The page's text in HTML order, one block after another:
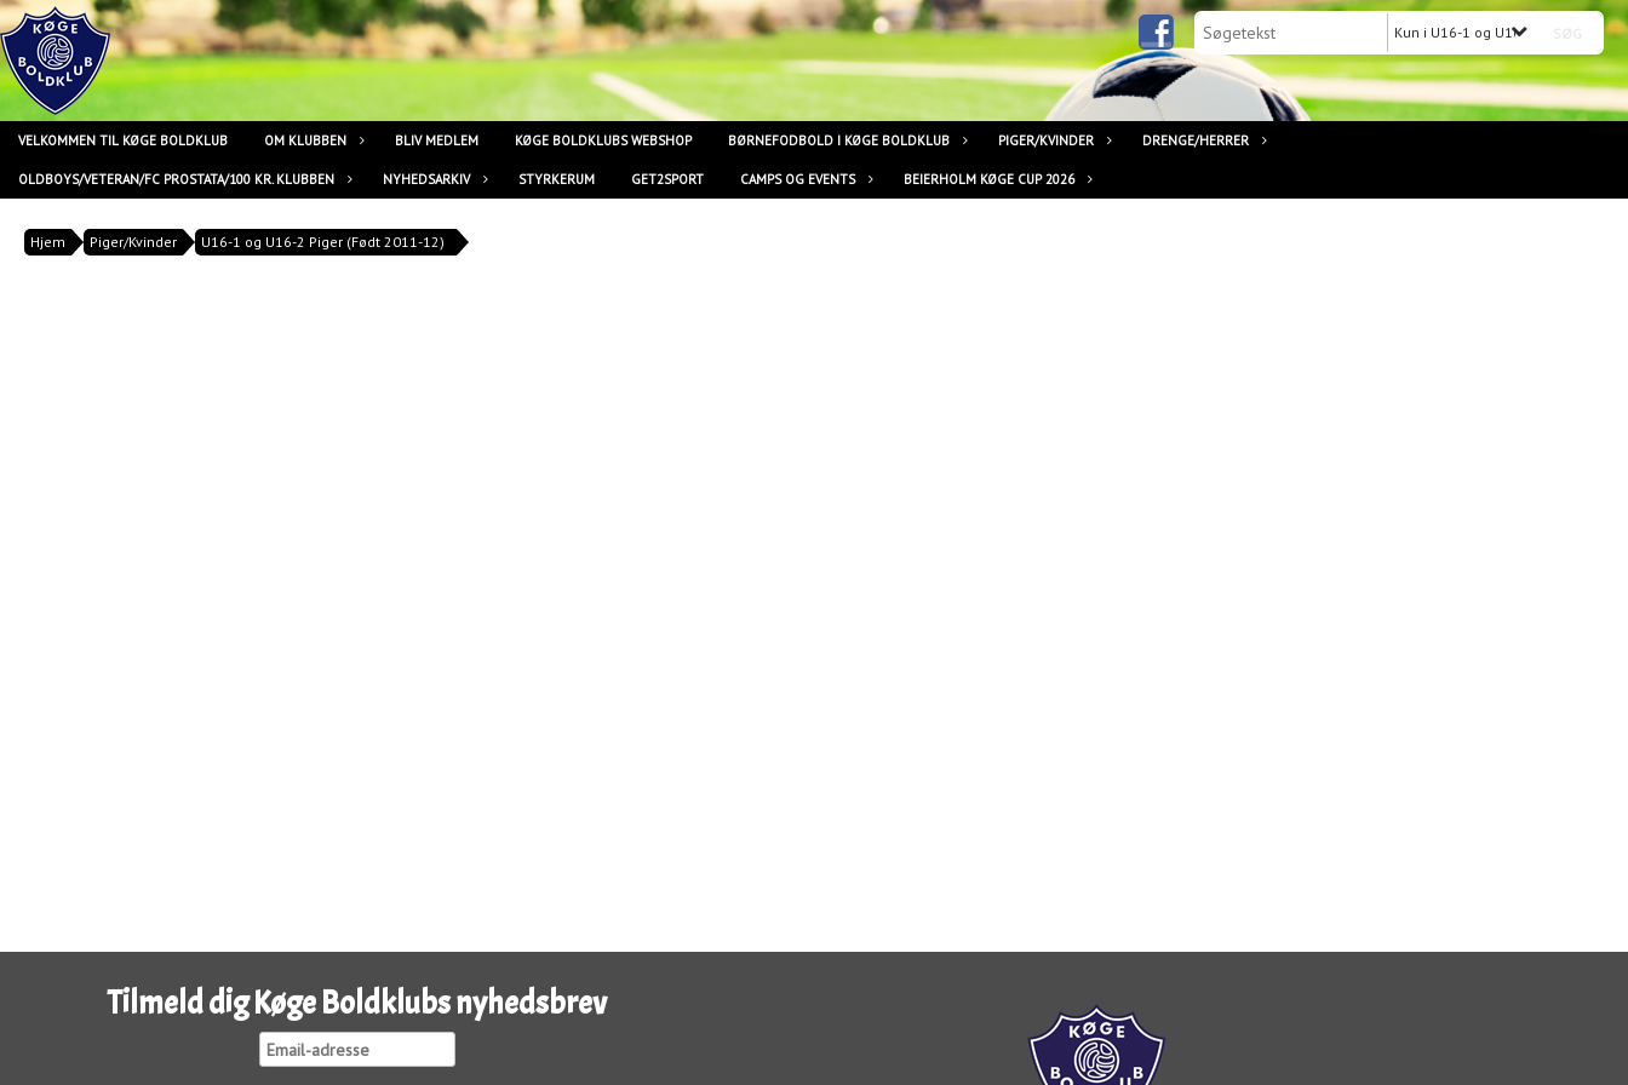
Kun i U16-1 og U16-2 Piger (Født
VELKOMMEN TIL KØGE BOLDKLUB OM KLUBBEN BLIV MEDLEM KØGE BOLDKLUBS WEBSHOP BØRNEFODBOLD I KØGE BOLDKLUB PIGER/KVINDER DRENGE/HERRER
OLDBOYS/VETERAN/FC PROSTATA/100 KR. KLUBBEN NYHEDSARKIV STYRKERUM GET2SPORT CAMPS OG EVENTS BEIERHOLM KØGE CUP 2026
Hjem Piger/Kvinder U16-1 og U16-2 Piger (Født 2011-12)
Tilmeld dig Køge Boldklubs nyhedsbrev